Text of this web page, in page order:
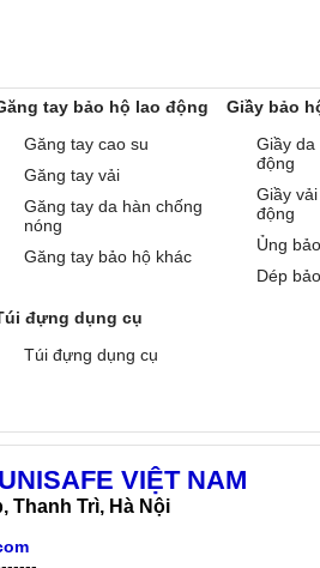
tay bảo hộ lao động
Găng tay cao su
Găng tay vải
Găng tay da hàn chống
nóng
Găng tay bảo hộ khác
Giầy bảo
Giầy da
động
Giầy
động
Ủng
Dép
đựng dụng cụ
Túi đựng dụng cụ
VIỆT NAM
Thanh Trì, Hà Nội